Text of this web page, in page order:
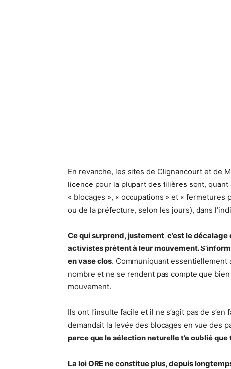
En revanche, les sites de Clignancourt et de
licence pour la plupart des filières sont, quant
« blocages », « occupations » et « fermetures
ou de la préfecture, selon les jours), dans
Ce qui surprend, justement, c’est le
activistes prêtent à leur mouvement.
en vase clos. Communiquant essentiellement
nombre et ne se rendent pas compte que
mouvement.
Ils ont l’insulte facile et il ne s’agit pas de
demandait la levée des blocages en vue des
parce que la sélection naturelle t’a oublié
La loi ORE ne constitue plus, depuis